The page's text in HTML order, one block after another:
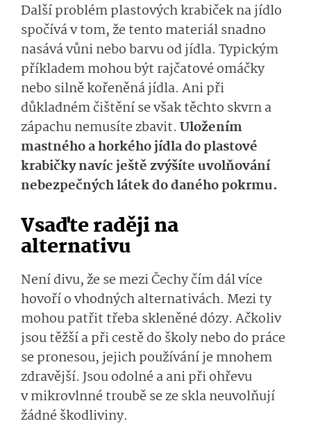
Další problém plastových krabiček na jídlo
spočívá v tom, že tento materiál snadno
nasává vůni nebo barvu od jídla. Typickým
příkladem mohou být rajčatové omáčky
nebo silně kořeněná jídla. Ani při
důkladném čištění se však těchto skvrn a
zápachu nemusíte zbavit. Uložením
mastného a horkého jídla do plastové
krabičky navíc ještě zvýšíte uvolňování
nebezpečných látek do daného pokrmu.
Vsaďte raději na
alternativu
Není divu, že se mezi Čechy čím dál více
hovoří o vhodných alternativách. Mezi ty
mohou patřit třeba skleněné dózy. Ačkoliv
jsou těžší a při cestě do školy nebo do práce
se pronesou, jejich používání je mnohem
zdravější. Jsou odolné a ani při ohřevu
v mikrovlnné troubě se ze skla neuvolňují
žádné škodliviny.